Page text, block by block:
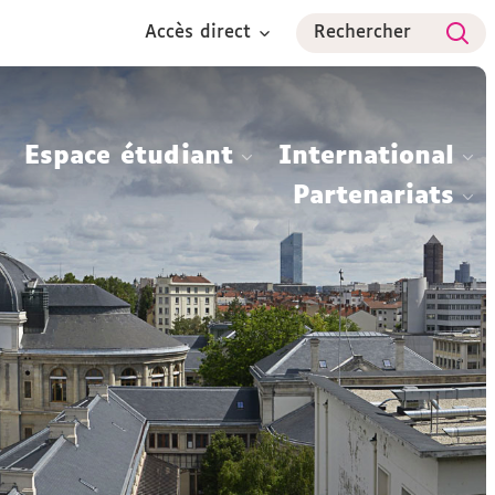
Accès direct Rechercher
Espace étudiant
International
Partenariats